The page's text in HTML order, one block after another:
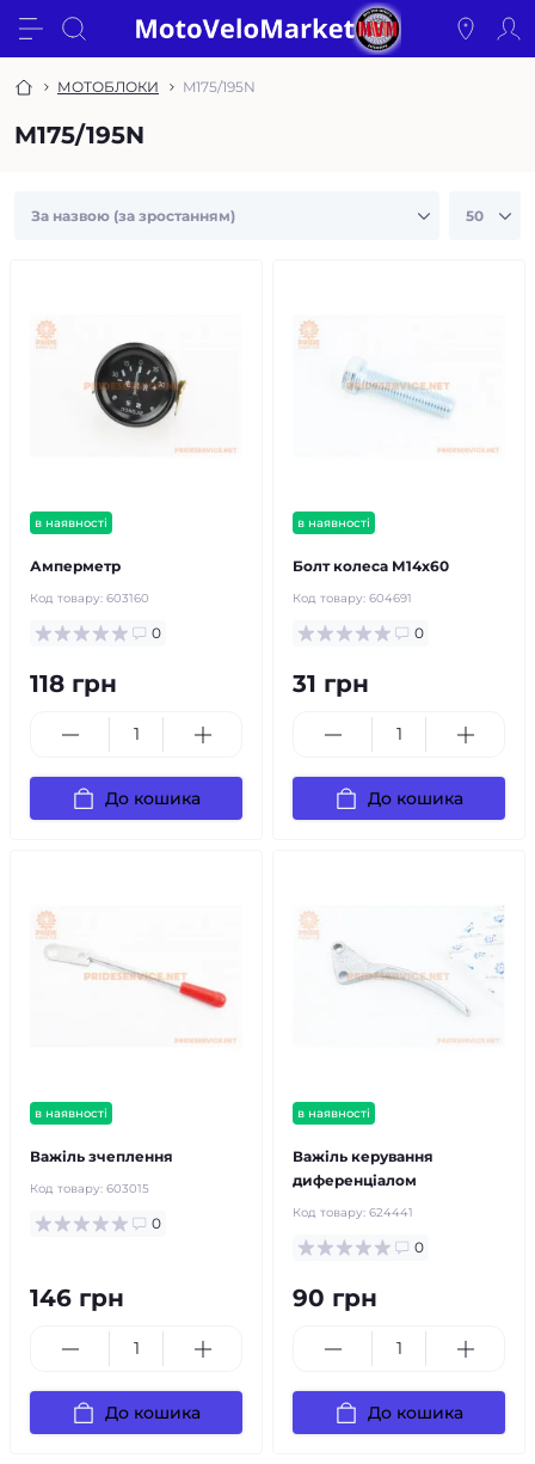
МОТОБЛОКИ M175/195N
M175/195N
в наявності
Амперметр
Код товару: 603160
0
118 грн
До кошика
в наявності
Болт колеса М14х60
Код товару: 604691
0
31 грн
До кошика
в наявності
Важіль зчеплення
Код товару: 603015
0
146 грн
До кошика
в наявності
Важіль керування
диференціалом
Код товару: 624441
0
90 грн
До кошика